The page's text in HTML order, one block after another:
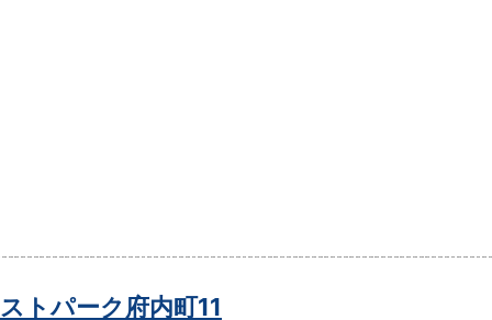
トパーク府内町11